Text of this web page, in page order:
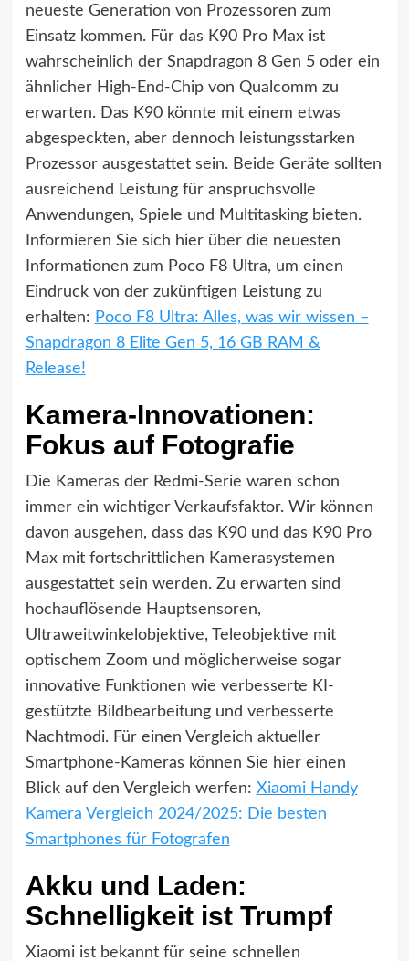
neueste Generation von Prozessoren zum
Einsatz kommen. Für das K90 Pro Max ist
wahrscheinlich der Snapdragon 8 Gen 5 oder ein
ähnlicher High-End-Chip von Qualcomm zu
erwarten. Das K90 könnte mit einem etwas
abgespeckten, aber dennoch leistungsstarken
Prozessor ausgestattet sein. Beide Geräte sollten
ausreichend Leistung für anspruchsvolle
Anwendungen, Spiele und Multitasking bieten.
Informieren Sie sich hier über die neuesten
Informationen zum Poco F8 Ultra, um einen
Eindruck von der zukünftigen Leistung zu
erhalten: Poco F8 Ultra: Alles, was wir wissen –
Snapdragon 8 Elite Gen 5, 16 GB RAM &
Release!
Kamera-Innovationen:
Fokus auf Fotografie
Die Kameras der Redmi-Serie waren schon
immer ein wichtiger Verkaufsfaktor. Wir können
davon ausgehen, dass das K90 und das K90 Pro
Max mit fortschrittlichen Kamerasystemen
ausgestattet sein werden. Zu erwarten sind
hochauflösende Hauptsensoren,
Ultraweitwinkelobjektive, Teleobjektive mit
optischem Zoom und möglicherweise sogar
innovative Funktionen wie verbesserte KI-
gestützte Bildbearbeitung und verbesserte
Nachtmodi. Für einen Vergleich aktueller
Smartphone-Kameras können Sie hier einen
Blick auf den Vergleich werfen: Xiaomi Handy
Kamera Vergleich 2024/2025: Die besten
Smartphones für Fotografen
Akku und Laden:
Schnelligkeit ist Trumpf
Xiaomi ist bekannt für seine schnellen